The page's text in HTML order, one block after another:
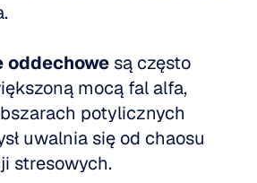
oddechowe są często
mocą fal alfa,
potylicznych
uwalnia się od chaosu
stresowych.